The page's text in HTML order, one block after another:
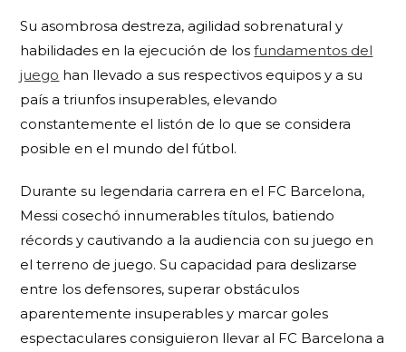
Su asombrosa destreza, agilidad sobrenatural y
habilidades en la ejecución de losfundamentos del
juego han llevado a sus respectivos equipos y a su
país a triunfos insuperables, elevando
constantemente el listón de lo que se considera
posible en el mundo del fútbol.
Durante su legendaria carrera en el FC Barcelona,
Messi cosechó innumerables títulos, batiendo
récords y cautivando a la audiencia con su juego en
el terreno de juego. Su capacidad para deslizarse
entre los defensores, superar obstáculos
aparentemente insuperables y marcar goles
espectaculares consiguieron llevar al FC Barcelona a